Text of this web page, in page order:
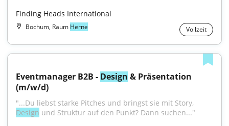
Finding Heads International
Bochum, Raum Herne Vollzeit
Eventmanager B2B - Design & Präsentation
(m/w/d)
Design und Struktur auf den Punkt? Dann suchen..."